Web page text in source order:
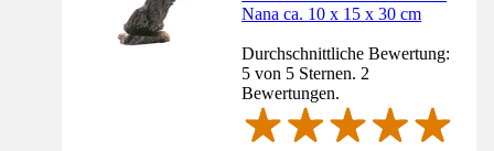
Nana ca. 10 x 15 x 30 cm
Durchschnittliche Bewertung:
5 von 5 Sternen. 2
Bewertungen.